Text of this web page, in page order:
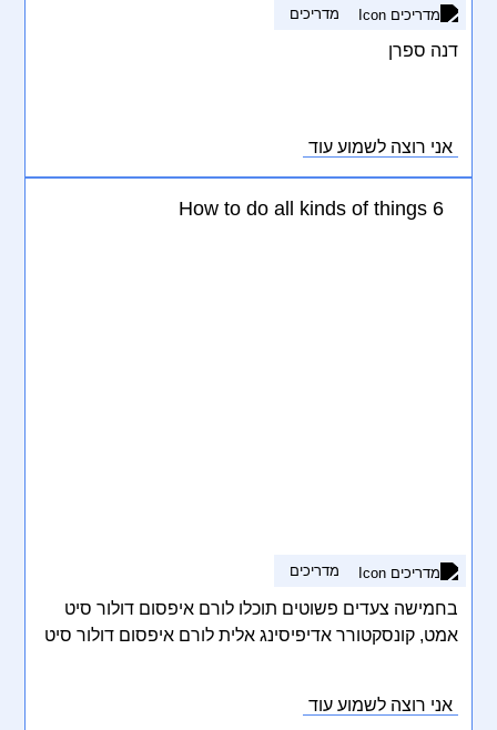
מדריכים
דנה ספרן
אני רוצה לשמוע עוד
How to do all kinds of things 6
מדריכים
בחמישה צעדים פשוטים תוכלו לורם איפסום דולור סיט
אמט, קונסקטורר אדיפיסינג אלית לורם איפסום דולור סיט
קראס אגת לקטוס וואל אאוגו וסטיבולום סוליסי טידום
אני רוצה לשמוע עוד